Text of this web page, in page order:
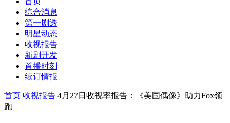
综合消息
第一剧透
明星动态
收视报告
新剧开发
首播时刻
续订情报
首页 收视报告 4月27日收视率报告：《美国偶像》助力Fox领
跑